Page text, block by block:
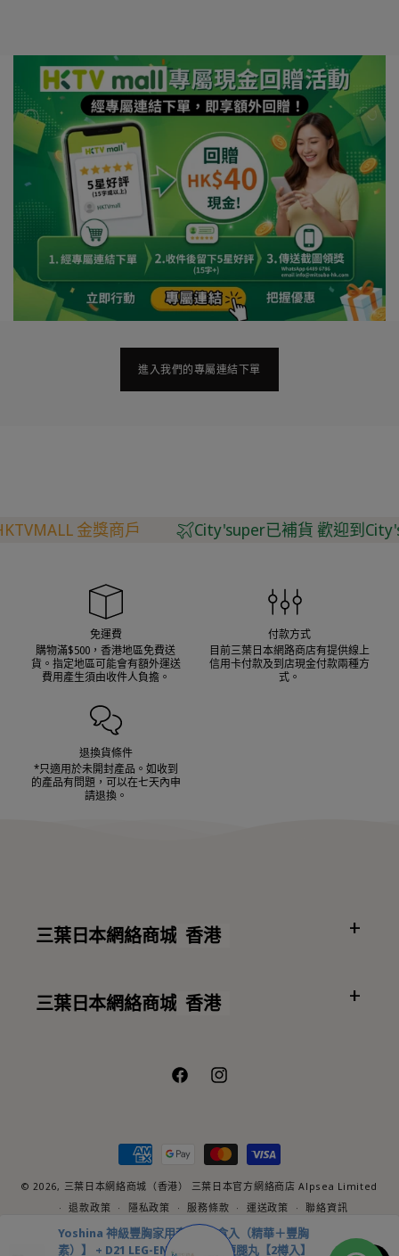
Yoshina 神級豐胸家用套裝【1盒入（精華＋豐胸
素）】 + D21 LEG-ENDARY 速效瘦腿丸【2樽入】
進入我們的專屬連結下單
金獎商戶 City'super已補貨 歡迎到
免運費
購物滿$500，香港地區免費送
貨。指定地區可能會有額外運送
費用產生須由收件人負擔。
付款方式
目前三葉日本網路商店有提供線上
信用卡付款及到店現金付款兩種方
式。
退換貨條件
*只適用於未開封產品。如收到
的產品有問題，可以在七天內申
請退換。
三葉日本網絡商城 香港
三葉日本網絡商城 香港
FacebookInstagram
付
款
方
© 2026, 三葉日本網絡商城（香港）
三葉日本官方網絡商店 Alpsea Limited
退款政策
隱私政策 服務條款 運送政策
聯絡資訊
Note that all content and resources provided on our website are not
medical advice nor should they be used as a substitute for